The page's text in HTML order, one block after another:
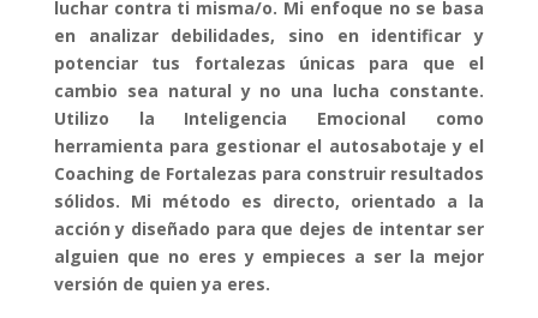
luchar contra ti misma/o. Mi enfoque no se basa
en analizar debilidades, sino en identificar y
potenciar tus fortalezas únicas para que el
cambio sea natural y no una lucha constante.
Utilizo la Inteligencia Emocional como
herramienta para gestionar el autosabotaje y el
Coaching de Fortalezas para construir resultados
sólidos. Mi método es directo, orientado a la
acción y diseñado para que dejes de intentar ser
alguien que no eres y empieces a ser la mejor
versión de quien ya eres.